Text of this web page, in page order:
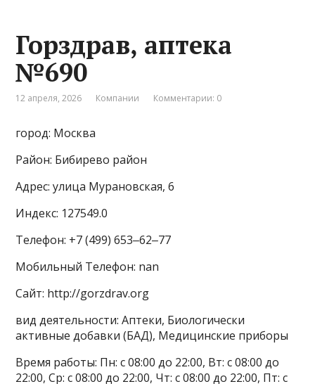
Горздрав, аптека
№690
12 апреля, 2026 Компании Комментарии: 0
город: Москва
Район: Бибирево район
Адрес: улица Мурановская, 6
Индекс: 127549.0
Телефон: +7 (499) 653‒62‒77
Мобильный Телефон: nan
Сайт: http://gorzdrav.org
вид деятельности: Аптеки, Биологически
активные добавки (БАД), Медицинские приборы
Время работы: Пн: с 08:00 до 22:00, Вт: с 08:00 до
22:00, Ср: с 08:00 до 22:00, Чт: с 08:00 до 22:00, Пт: с